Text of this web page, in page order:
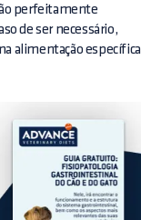
perfeitamente
de ser necessário,
alimentação específica